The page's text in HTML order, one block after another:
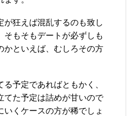
が狂えば混乱するのも致し
そもそもデートが必ずしも
かといえば、むしろその方
予定であればともかく、
てた予定は詰めが甘いので
いくケースの方が稀でしょ